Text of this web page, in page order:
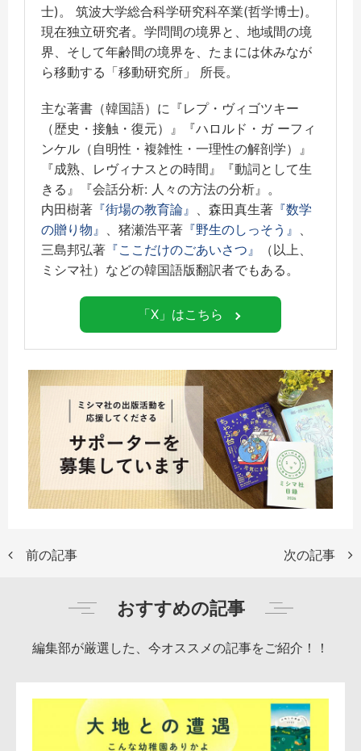
士)。 筑波大学総合科学研究科卒業(哲学博士)。
現在独立研究者。学問間の境界と、地域間の境
界、そして年齢間の境界を、たまには休みなが
ら移動する「移動研究所」 所長。
主な著書（韓国語）に『レプ・ヴィゴツキー
（歴史・接触・復元）』『ハロルド・ガ ーフィ
ンケル（自明性・複雑性・一理性の解剖学）』
『成熟、レヴィナスとの時間』『動詞として生
きる』『会話分析: 人々の方法の分析』。
内田樹著 『街場の教育論』 、森田真生著 『数学
の贈り物』
、猪瀬浩平著 『野生のしっそう』
三島邦弘著 『ここだけのごあいさつ』
（以上、
ミシマ社）などの韓国語版翻訳者でもある。
「X」はこちら
前の記事 次の記事
おすすめの記事
編集部が厳選した、今オススメの記事をご紹介！！